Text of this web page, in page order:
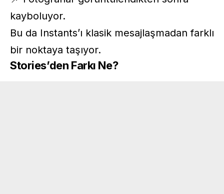
kayboluyor.
Bu da Instants’ı klasik mesajlaşmadan farklı
bir noktaya taşıyor.
Stories’den Farkı Ne?